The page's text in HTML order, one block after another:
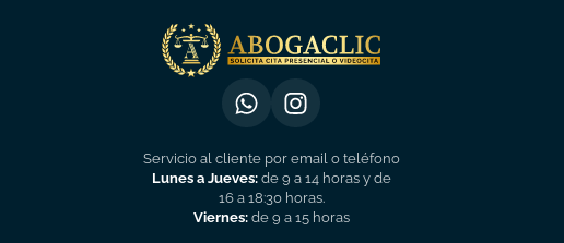
Servicio al cliente por email o teléfono
Lunes a Jueves:de 9 a 14 horas y de
16 a 18:30 horas.
Viernes:de 9 a 15 horas